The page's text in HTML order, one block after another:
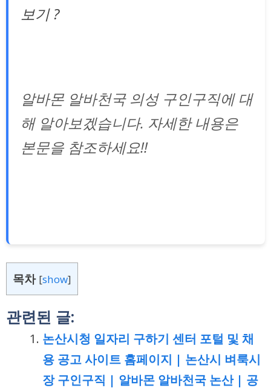
보기 ?
알바몬 알바천국 의성 구인구직에 대
해 알아보겠습니다. 자세한 내용은
본문을 참조하세요!!
목차 [show]
관련된 글:
논산시청 일자리 구하기 센터 포털 및 채
용 공고 사이트 홈페이지 | 논산시 벼룩시
장 구인구직 | 알바몬 알바천국 논산 | 공